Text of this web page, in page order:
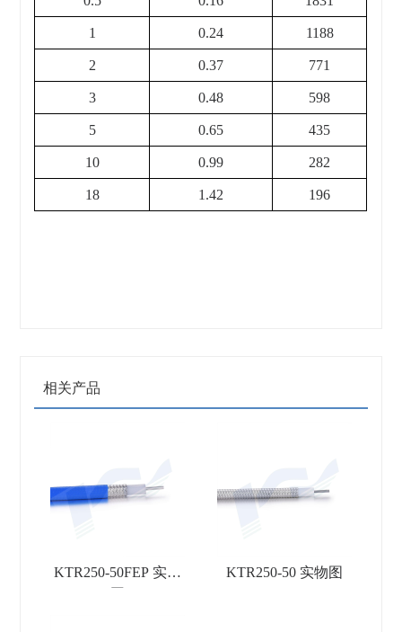
1 0.24 1188
2 0.37 771
3 0.48 598
5 0.65 435
10 0.99 282
18 1.42 196
相关产品
KTR250-50FEP 实物
KTR250-50 实物图